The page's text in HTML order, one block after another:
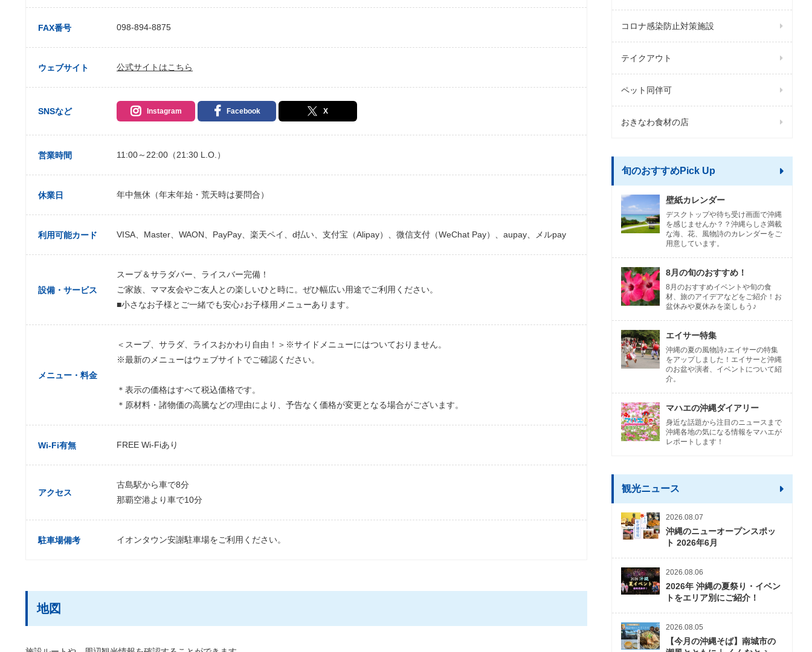
FAX番号 098-894-8875
ウェブサイト 公式サイトはこちら
SNSなど Instagram Facebook X
営業時間 11:00～22:00（21:30 L.O.）
休業日 年中無休（年末年始・荒天時は要問合）
利用可能カード VISA、Master、WAON、PayPay、楽天ペイ、d払い、支付宝（Alipay）、微信支付（WeChat Pay）、aupay、メルpay
設備・サービス
スープ＆サラダバー、ライスバー完備！
ご家族、ママ友会やご友人との楽しいひと時に。ぜひ幅広い用途でご利用ください。
■小さなお子様とご一緒でも安心♪お子様用メニューあります。
メニュー・料金
＜スープ、サラダ、ライスおかわり自由！＞※サイドメニューにはついておりません。
※最新のメニューはウェブサイトでご確認ください。
＊表示の価格はすべて税込価格です。
＊原材料・諸物価の高騰などの理由により、予告なく価格が変更となる場合がございます。
Wi-Fi有無 FREE Wi-Fiあり
アクセス
古島駅から車で8分
那覇空港より車で10分
駐車場備考 イオンタウン安謝駐車場をご利用ください。
地図
コロナ感染防止対策施設
テイクアウト
ペット同伴可
おきなわ食材の店
旬のおすすめPick Up
壁紙カレンダー
デスクトップや待ち受け画面で沖縄
を感じませんか？？沖縄らしさ満載
な海、花、風物詩のカレンダーをご
用意しています。
8月の旬のおすすめ！
8月のおすすめイベントや旬の食
材、旅のアイデアなどをご紹介！お
盆休みや夏休みを楽しもう♪
エイサー特集
沖縄の夏の風物詩♪エイサーの特集
をアップしました！エイサーと沖縄
のお盆や演者、イベントについて紹
介。
マハエの沖縄ダイアリー
身近な話題から注目のニュースまで
沖縄各地の気になる情報をマハエが
レポートします！
観光ニュース
2026.08.07
沖縄のニューオープンスポッ
ト 2026年6月
2026.08.06
2026年 沖縄の夏祭り・イベン
トをエリア別にご紹介！
2026.08.05
【今月の沖縄そば】南城市の